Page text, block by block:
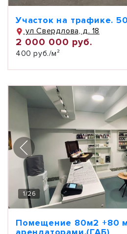
Участок на трафике.
ул Свердлова, д. 18
2 000 000 руб.
400 руб./м²
1/26
Помещение 80м2 +80